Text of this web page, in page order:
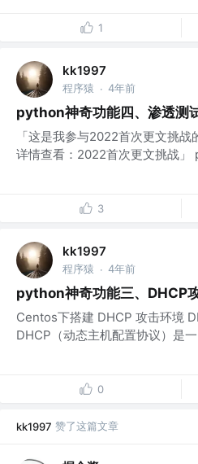
1
kk1997
程序猿 · 4年前
python神奇功能四、渗透测
「这是我参与2022首次更文挑战
详情查看：2022首次更文挑战」
3
kk1997
程序猿 · 4年前
python神奇功能三、DHCP
Centos下搭建 DHCP 攻击环境
DHCP（动态主机配置协议）是
0
kk1997 赞了这篇文章